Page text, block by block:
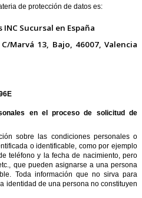
de protección de datos es:
INC Sucursal en España
C/Marvá 13, Bajo, 46007, Valencia
en el proceso de solicitud de
sobre las condiciones personales o
o identificable, como por ejemplo
teléfono y la fecha de nacimiento, pero
que pueden asignarse a una persona
Toda información que no sirva para
identidad de una persona no constituyen